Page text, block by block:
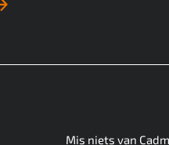
Mis niets van